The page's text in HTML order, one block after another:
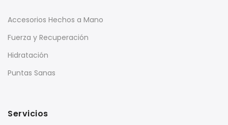
Accesorios Hechos a Mano
Fuerza y Recuperación
Hidratación
Puntas Sanas
Servicios